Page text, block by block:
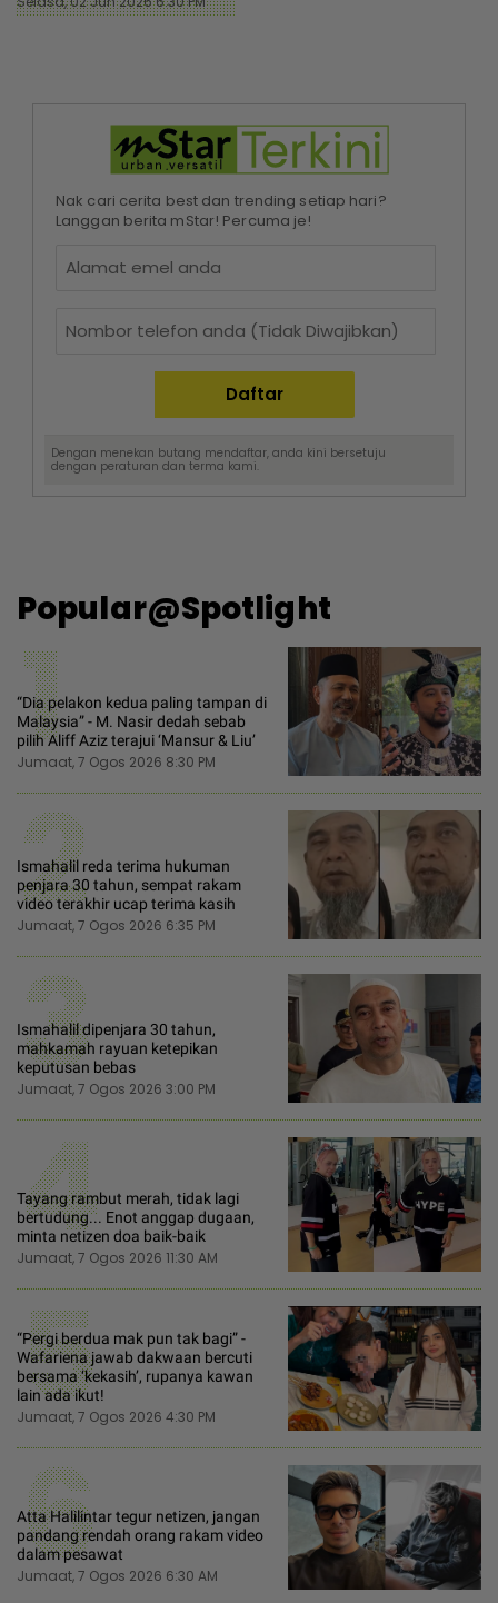
Nak cari cerita best dan trending setiap hari?
Langgan berita mStar! Percuma je!
Dengan menekan butang mendaftar, anda kini bersetuju
dengan peraturan dan terma kami.
Popular@Spotlight
1
“Dia pelakon kedua paling tampan di
Malaysia” - M. Nasir dedah sebab
pilih Aliff Aziz terajui ‘Mansur & Liu’
Jumaat, 7 Ogos 2026 8:30 PM
2
Ismahalil reda terima hukuman
penjara 30 tahun, sempat rakam
video terakhir ucap terima kasih
Jumaat, 7 Ogos 2026 6:35 PM
3
Ismahalil dipenjara 30 tahun,
mahkamah rayuan ketepikan
keputusan bebas
Jumaat, 7 Ogos 2026 3:00 PM
4
Tayang rambut merah, tidak lagi
bertudung... Enot anggap dugaan,
minta netizen doa baik-baik
Jumaat, 7 Ogos 2026 11:30 AM
5
“Pergi berdua mak pun tak bagi” -
Wafariena jawab dakwaan bercuti
bersama ‘kekasih’, rupanya kawan
lain ada ikut!
Jumaat, 7 Ogos 2026 4:30 PM
6
Atta Halilintar tegur netizen, jangan
pandang rendah orang rakam video
dalam pesawat
Jumaat, 7 Ogos 2026 6:30 AM